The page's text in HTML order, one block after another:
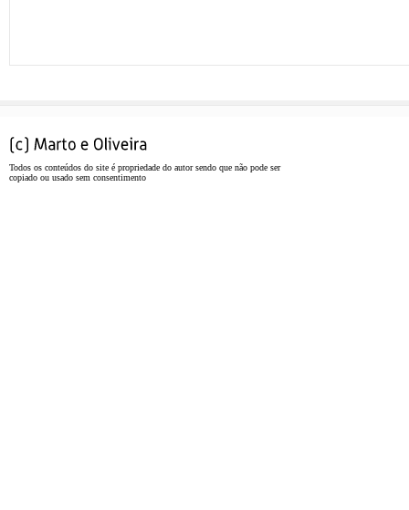
Todos os conteúdos do site é propriedade do autor sendo que não pode ser
copiado ou usado sem consentimento